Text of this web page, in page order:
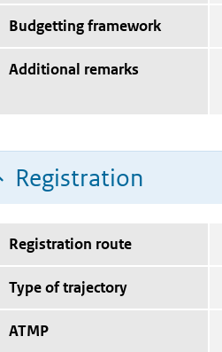
Budgetting framework
Additional remarks
Registration
Registration route
Type of trajectory
ATMP